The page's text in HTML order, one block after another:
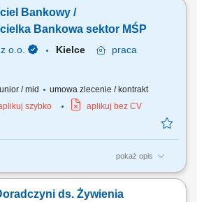
medycznym – rozpoznawanie ich potrzeb
produktów, jak również realizacja
Bankowy /
Bankowa sektor MŚP
o.o. Kielce
praca
/ mid
umowa zlecenie / kontrakt
szybko aplikuj bez CV
pokaż opis
klientów biznesowych oraz sprzedaż
i inne rozwiązania finansowe. Rozwój w
ds. Żywienia